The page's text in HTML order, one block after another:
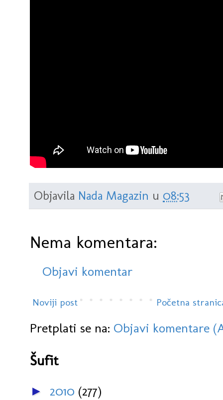
Objavila Nada Magazin u 08:53
Nema komentara:
Objavi komentar
Noviji post Početna
Pretplati se na: Objavi komentare
Šufit
► 2010 (277)